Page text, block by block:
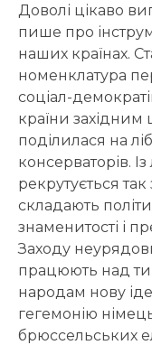
Доволі цікаво
пише про
наших країнах.
номенклатура
соціал-
країни
поділилася на
консерваторів.
рекрутується
складають
знаменитості і
Заходу
працюють над
народам нову
гегемонію
брюссельських